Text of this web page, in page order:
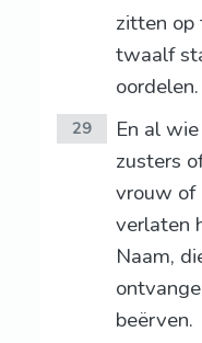
zitten op
twaalf
oordelen.
29
En al
zusters
vrouw of
verlaten
Naam,
beërven.